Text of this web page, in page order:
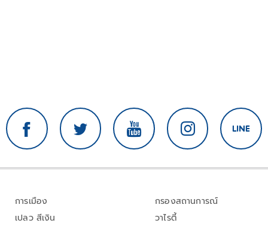
การเมือง
เปลว สีเงิน
กรองสถานการณ์
วาไรตี้